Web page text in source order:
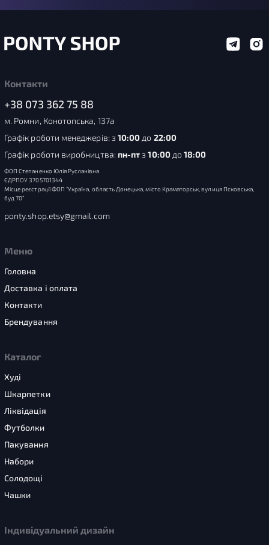
Контакти
+38 073 362 75 88
м. Ромни, Конотопська, 137а
Графік роботи менеджерів: з 10:00 до 22:00
Графік роботи виробництва: пн-пт з10:00до18:00
ФОП Степаненко Юлія Русланівна
ЄДРПОУ 3705701344
Місце реєстрації ФОП “Україна, область Донецька, місто Краматорськ, вулиця Псковська,
буд 70”
ponty.shop.etsy@gmail.com
Меню
Головна
Доставка і оплата
Контакти
Брендування
Каталог
Худі
Шкарпетки
Ліквідація
Футболки
Пакування
Набори
Солодощі
Чашки
Індивідуальний дизайн